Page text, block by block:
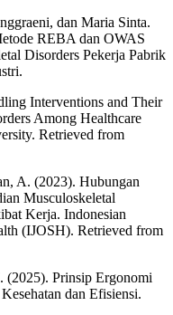
dan Maria Sinta.
REBA dan OWAS
Disorders Pekerja Pabrik
Interventions and Their
Among Healthcare
Retrieved from
A. (2023). Hubungan
Musculoskeletal
Kerja. Indonesian
(IJOSH). Retrieved from
Prinsip Ergonomi
dan Efisiensi.